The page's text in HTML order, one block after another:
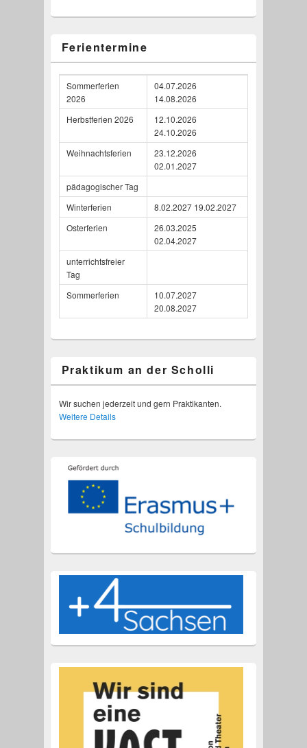
Ferientermine
Sommerferien
2026
04.07.2026
14.08.2026
Herbstferien 2026
12.10.2026
24.10.2026
Weihnachtsferien
23.12.2026
02.01.2027
pädagogischer Tag
Winterferien
8.02.2027 19.02.2027
Osterferien
26.03.2025
02.04.2027
unterrichtsfreier
Tag
Sommerferien
10.07.2027
20.08.2027
Praktikum an der Scholli
Wir suchen jederzeit und gern Praktikanten.
Weitere Details